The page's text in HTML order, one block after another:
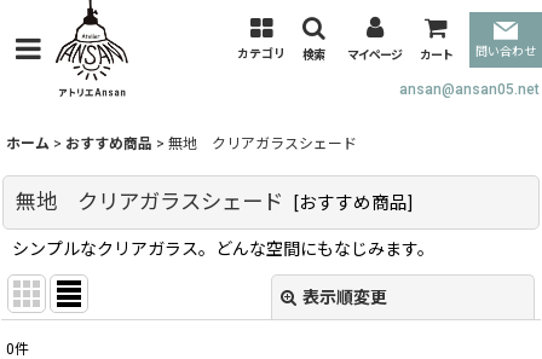
カテゴリ 検索 マイページ カート 問い合わせ
ansan@ansan05.net
ホーム > おすすめ商品 > 無地 クリアガラスシェード
無地 クリアガラスシェード [おすすめ商品]
シンプルなクリアガラス。どんな空間にもなじみます。
表示順変更
0件